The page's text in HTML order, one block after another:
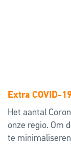
Extra COVID-
Het aantal
onze regio. Om
te